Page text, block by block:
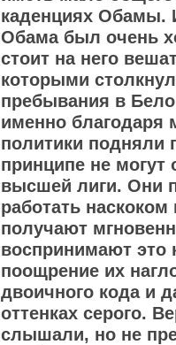
каденциях Обамы.
Обама был очень
стоит на него
которыми
пребывания в
именно благодаря
политики подняли
принципе не могут
высшей лиги. Они
работать
получают
воспринимают это
поощрение их
двоичного кода и
оттенках серого.
слышали, но не